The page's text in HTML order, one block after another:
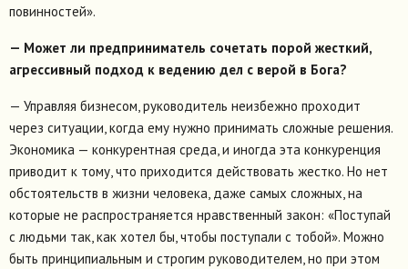
повинностей».
— Может ли предприниматель сочетать порой жесткий,
агрессивный подход к ведению дел с верой в Бога?
— Управляя бизнесом, руководитель неизбежно проходит
через ситуации, когда ему нужно принимать сложные решения.
Экономика — конкурентная среда, и иногда эта конкуренция
приводит к тому, что приходится действовать жестко. Но нет
обстоятельств в жизни человека, даже самых сложных, на
которые не распространяется нравственный закон: «Поступай
с людьми так, как хотел бы, чтобы поступали с тобой». Можно
быть принципиальным и строгим руководителем, но при этом